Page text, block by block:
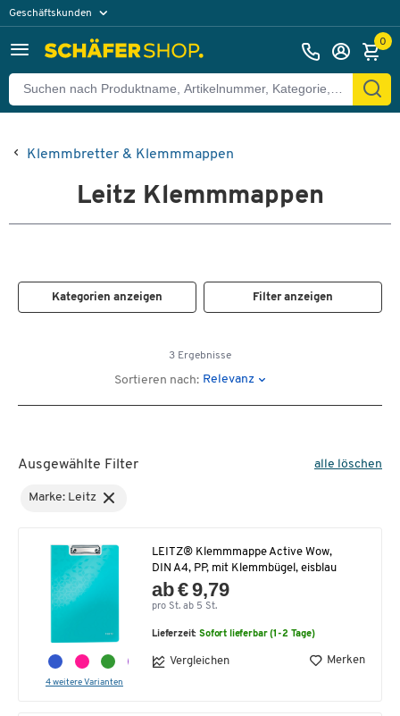
Geschäftskunden
0
Klemmbretter & Klemmmappen
Leitz Klemmmappen
Kategorien anzeigen Filter anzeigen
3 Ergebnisse
Sortieren nach: Relevanz
Ausgewählte Filter alle löschen
Marke: Leitz
4 weitere Varianten
LEITZ® Klemmmappe Active Wow,
DIN A4, PP, mit Klemmbügel, eisblau
ab € 9,79
pro St. ab 5 St.
Lieferzeit:Sofort lieferbar (1-2 Tage)
Vergleichen Merken